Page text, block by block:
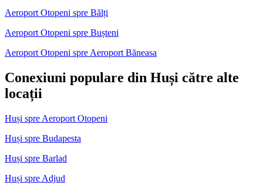
Aeroport Otopeni spre Bălți
Aeroport Otopeni spre Bușteni
Aeroport Otopeni spre Aeroport Băneasa
Conexiuni populare din Huși către alte
locații
Huși spre Aeroport Otopeni
Huși spre Budapesta
Huși spre Barlad
Huși spre Adjud